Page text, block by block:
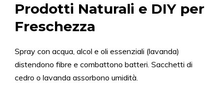
Prodotti Naturali e DIY per
Freschezza
Spray con acqua, alcol e oli essenziali (lavanda)
distendono fibre e combattono batteri. Sacchetti di
cedro o lavanda assorbono umidità.